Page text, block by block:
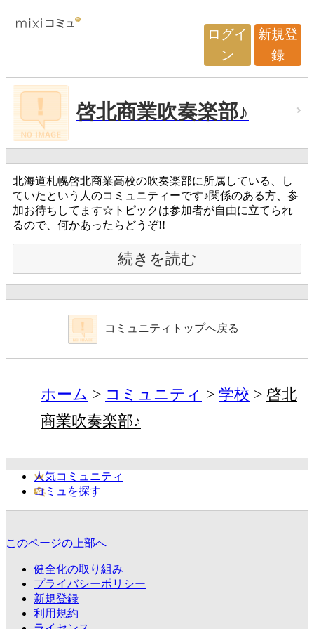
ログイ
ン
新規登
録
啓北商業吹奏楽部♪
北海道札幌啓北商業高校の吹奏楽部に所属している、し
ていたという人のコミュニティーです♪関係のある方、参
加お待ちしてます☆トピックは参加者が自由に立てられ
るので、何かあったらどうぞ!!
続きを読む
コミュニティトップへ戻る
ホーム コミュニティ 学校
啓北
商業吹奏楽部♪
人気コミュニティ
コミュを探す
このページの上部へ
健全化の取り組み
プライバシーポリシー
新規登録
利用規約